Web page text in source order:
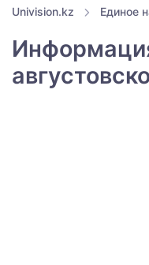
Univision.kz Единое